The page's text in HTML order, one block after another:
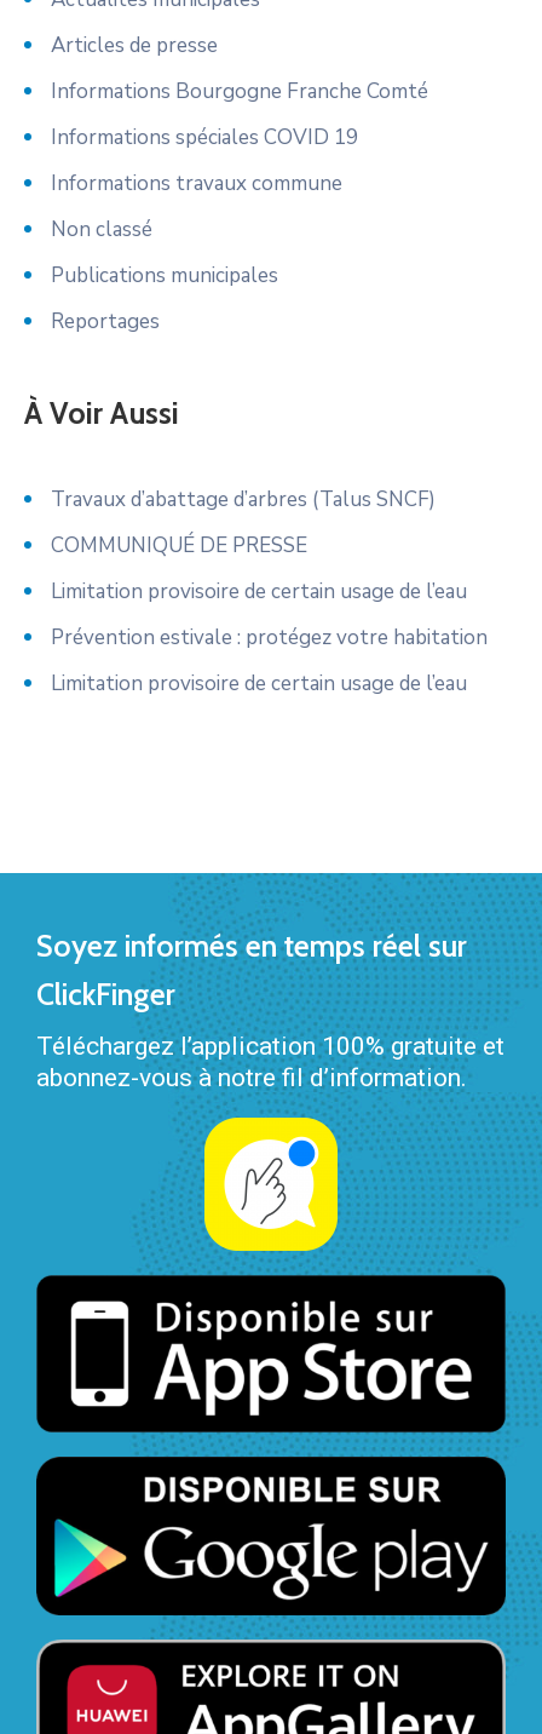
Articles de presse
Informations Bourgogne Franche Comté
Informations spéciales COVID 19
Informations travaux commune
Non classé
Publications municipales
Reportages
À Voir Aussi
Travaux d’abattage d’arbres (Talus SNCF)
COMMUNIQUÉ DE PRESSE
Limitation provisoire de certain usage de l’eau
Prévention estivale : protégez votre habitation
Limitation provisoire de certain usage de l’eau
Soyez informés en temps réel sur
ClickFinger
Téléchargez l’application 100% gratuite et
abonnez-vous à notre fil d’information.